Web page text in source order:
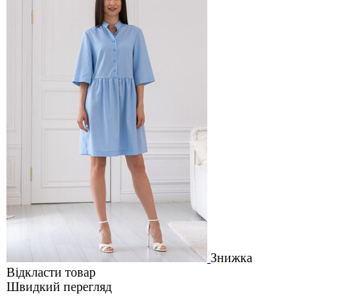
Знижка
Відкласти товар
Швидкий перегляд